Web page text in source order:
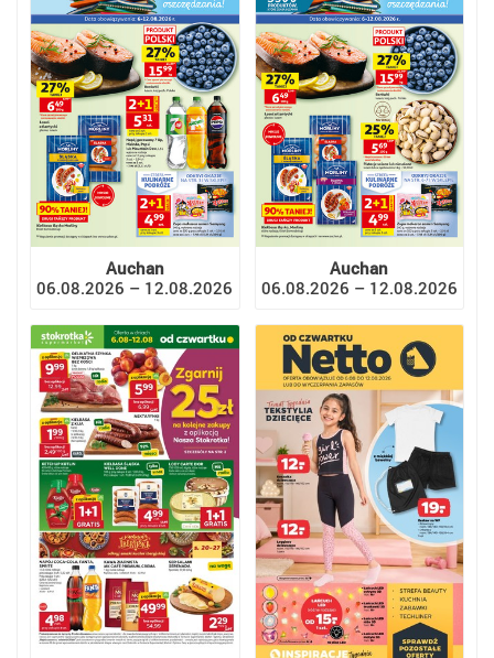
Auchan
06.08.2026 – 12.08.2026
Auchan
06.08.2026 – 12.08.2026